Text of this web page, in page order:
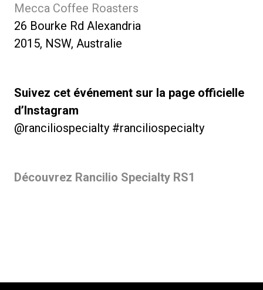
Mecca Coffee Roasters
26 Bourke Rd Alexandria
2015, NSW, Australie
Suivez cet événement sur la page officielle
d’Instagram
@ranciliospecialty #ranciliospecialty
Découvrez Rancilio Specialty RS1